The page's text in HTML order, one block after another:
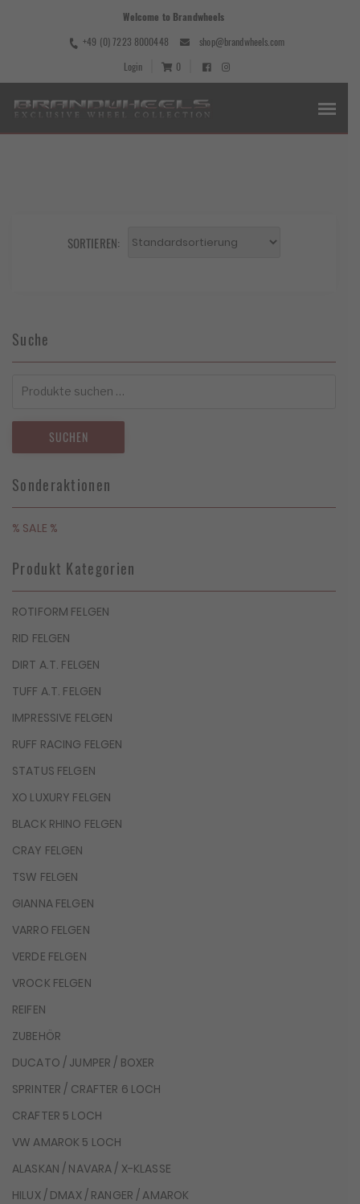
Welcome to Brandwheels
+49 (0) 7223 8000448
shop@brandwheels.com
Login
0
SORTIEREN:
Suche
nach:
SUCHEN
Sonderaktionen
% SALE %
Produkt Kategorien
ROTIFORM FELGEN
RID FELGEN
DIRT A.T. FELGEN
TUFF A.T. FELGEN
IMPRESSIVE FELGEN
RUFF RACING FELGEN
STATUS FELGEN
XO LUXURY FELGEN
BLACK RHINO FELGEN
CRAY FELGEN
TSW FELGEN
GIANNA FELGEN
VARRO FELGEN
VERDE FELGEN
VROCK FELGEN
REIFEN
ZUBEHÖR
DUCATO / JUMPER / BOXER
SPRINTER / CRAFTER 6 LOCH
CRAFTER 5 LOCH
VW AMAROK 5 LOCH
ALASKAN / NAVARA / X-KLASSE
HILUX / DMAX / RANGER / AMAROK